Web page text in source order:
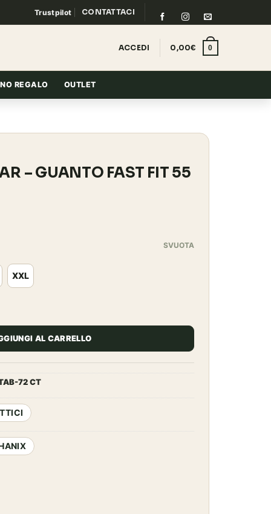
Trustpilot CONTATTACI
ACCEDI 0,00€ 0
REGALO OUTLET
– GUANTO FAST FIT 55
XXL
SVUOTA
AL CARRELLO
72 CT